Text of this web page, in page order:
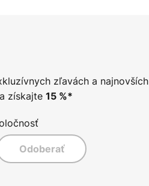
zľavách a najnovších
získajte 15%*
Odoberať